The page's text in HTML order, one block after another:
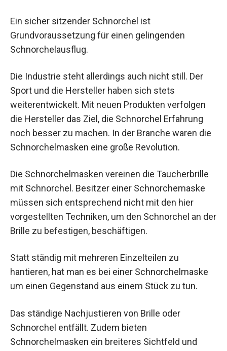
Ein sicher sitzender Schnorchel ist
Grundvoraussetzung für einen gelingenden
Schnorchelausflug.
Die Industrie steht allerdings auch nicht still. Der
Sport und die Hersteller haben sich stets
weiterentwickelt. Mit neuen Produkten verfolgen
die Hersteller das Ziel, die Schnorchel Erfahrung
noch besser zu machen. In der Branche waren die
Schnorchelmasken eine große Revolution.
Die Schnorchelmasken vereinen die Taucherbrille
mit Schnorchel. Besitzer einer Schnorchemaske
müssen sich entsprechend nicht mit den hier
vorgestellten Techniken, um den Schnorchel an der
Brille zu befestigen, beschäftigen.
Statt ständig mit mehreren Einzelteilen zu
hantieren, hat man es bei einer Schnorchelmaske
um einen Gegenstand aus einem Stück zu tun.
Das ständige Nachjustieren von Brille oder
Schnorchel entfällt. Zudem bieten
Schnorchelmasken ein breiteres Sichtfeld und